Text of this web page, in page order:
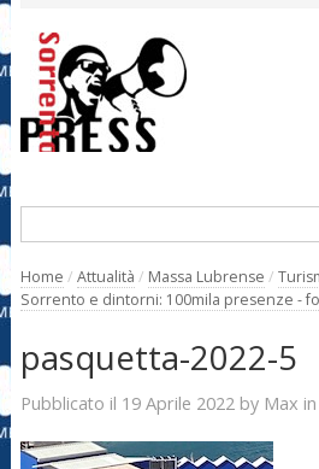
Home / Attualità / Massa Lubrense /
Sorrento e dintorni: 100mila presenze -
pasquetta-2022-5
Pubblicato il 19 Aprile 2022by Max in